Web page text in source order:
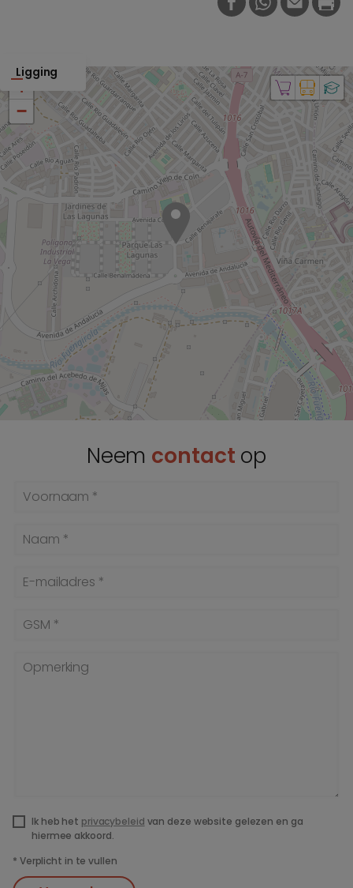
FACEBOOK
WHATSAPP
E-MAIL
Ligging
+
−
Neem contact op
Voornaam *
Naam *
E-mailadres *
GSM *
Opmerking
Ik heb het privacybeleid van deze website gelezen en ga
hiermee akkoord.
* Verplicht in te vullen